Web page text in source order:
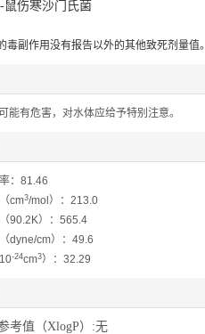
伤寒沙门氏菌
毒副作用没有报告以外的其他致死剂量值。
能有危害，对水体应给予特别注意。
： 81.46
cm3/mol ）： 213.0
90.2K）： 565.4
dyne/cm）： 49.6
10-24cm3）： 32.29
考值（XlogP）:无